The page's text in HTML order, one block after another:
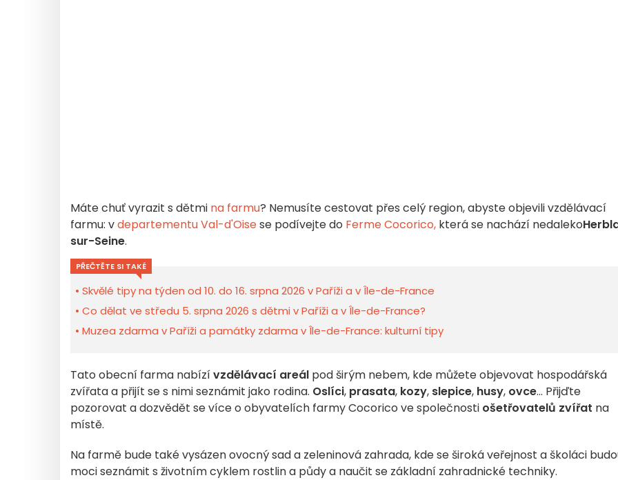
Máte chuť vyrazit s dětmi na farmu? Nemusíte cestovat přes celý region, abyste objevili vzdělávací
farmu: vdepartementu Val-d'Oisese podívejte do Ferme Cocorico, která se nachází nedaleko
sur-Seine.
PŘEČTĚTE SI TAKÉ
Skvělé tipy na týden od 10. do 16. srpna 2026 v Paříži a v Île-de-France
Co dělat ve středu 5. srpna 2026 s dětmi v Paříži a v Île-de-France?
Muzea zdarma v Paříži a památky zdarma v Île-de-France: kulturní tipy
Tato obecní farma nabízívzdělávací areál pod širým nebem, kde můžete objevovat hospodářská
zvířata a přijít se s nimi seznámit jako rodina. Oslíci, prasata, kozy, slepice, husy, ovce... Přijďte
pozorovat a dozvědět se více o obyvatelích farmy Cocorico ve společnosti ošetřovatelů zvířat na
místě.
Na farmě bude také vysázen ovocný sad a zeleninová zahrada, kde se široká veřejnost a školáci
moci seznámit s životním cyklem rostlin a půdy a naučit se základní zahradnické techniky.